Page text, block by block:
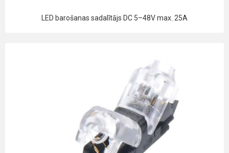
LED barošanas sadalītājs DC 5–48V max. 25A